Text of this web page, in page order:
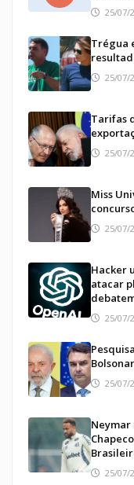
25/07/
Trégua
25/07/
Tarifas
25/07/
Miss
25/07/
Hacker
atacar
25/07/
25/07/
25/07/